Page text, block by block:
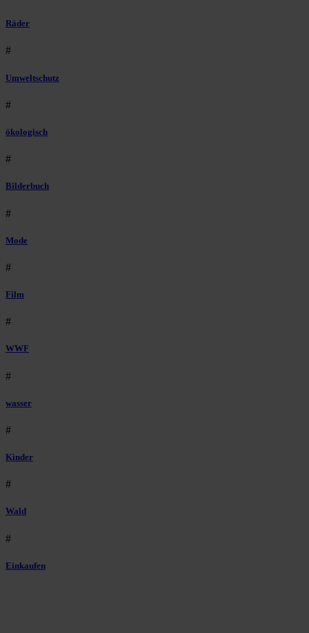
Räder
#
Umweltschutz
#
ökologisch
#
Bilderbuch
#
Mode
#
Film
#
WWF
#
wasser
#
Kinder
#
Wald
#
Einkaufen